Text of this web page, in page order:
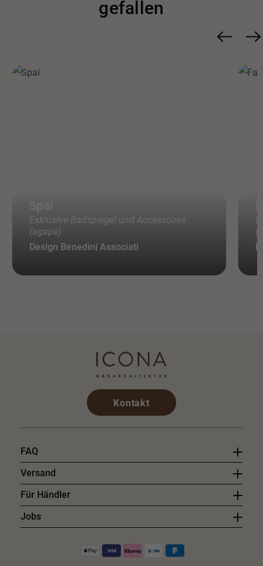
gefallen
Exklusive Badspiegel und Accessoires
(agape)
Design Benedini Associati
Kontakt
FAQ
Versand
Für Händler
Jobs